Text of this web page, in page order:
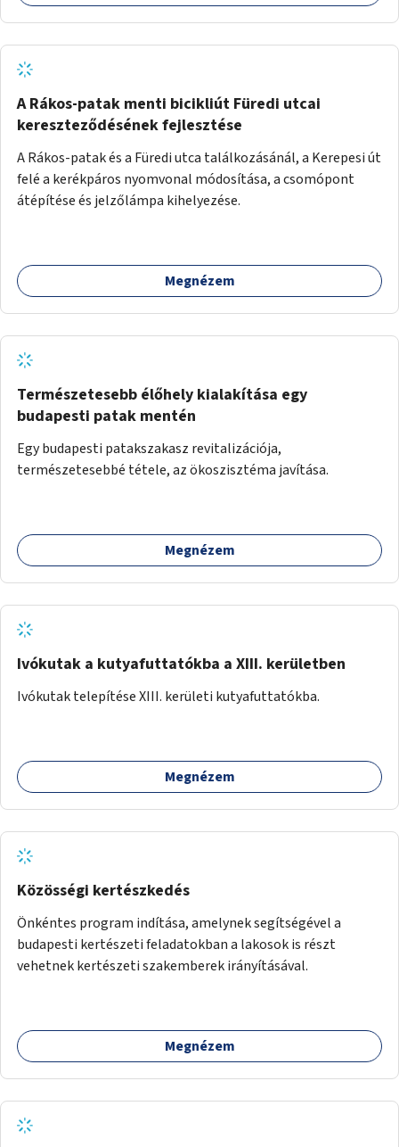
A Rákos-patak menti bicikliút Füredi utcai
kereszteződésének fejlesztése
A Rákos-patak és a Füredi utca találkozásánál, a Kerepesi út
felé a kerékpáros nyomvonal módosítása, a csomópont
átépítése és jelzőlámpa kihelyezése.
Megnézem
Természetesebb élőhely kialakítása egy
budapesti patak mentén
Egy budapesti patakszakasz revitalizációja,
természetesebbé tétele, az ökoszisztéma javítása.
Megnézem
Ivókutak a kutyafuttatókba a XIII. kerületben
Ivókutak telepítése XIII. kerületi kutyafuttatókba.
Megnézem
Közösségi kertészkedés
Önkéntes program indítása, amelynek segítségével a
budapesti kertészeti feladatokban a lakosok is részt
vehetnek kertészeti szakemberek irányításával.
Megnézem